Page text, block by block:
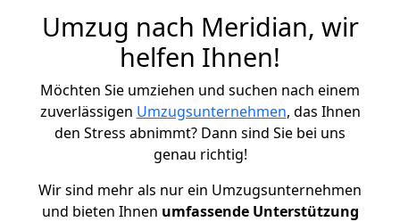
Umzug nach Meridian, wir
helfen Ihnen!
Möchten Sie umziehen und suchen nach einem
zuverlässigen Umzugsunternehmen, das Ihnen
den Stress abnimmt? Dann sind Sie bei uns
genau richtig!
Wir sind mehr als nur ein Umzugsunternehmen
und bieten Ihnen umfassende Unterstützung